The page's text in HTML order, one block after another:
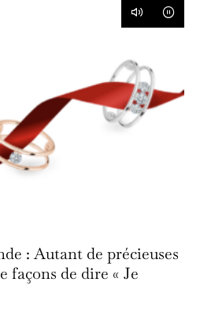
: Autant de précieuses
façons de dire « Je